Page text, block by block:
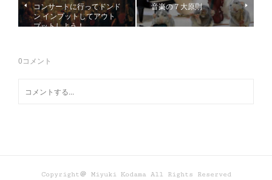
コンサートに行ってドンド
ン インプットしてアウト
プットしよう！
音楽の７大原則
0コメント
Copyright＠ Miyuki Kodama All Rights Reserved